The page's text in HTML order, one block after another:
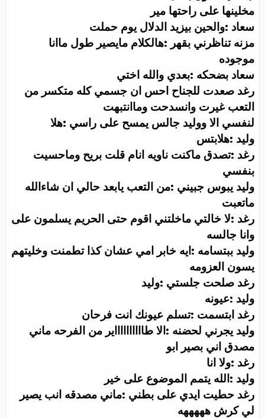
مخلينها على راحتها مير
سعاد :والحين بيزيد الدلال يوم حملت
مزنه تناظرني بقهر :هالكلام مايصير طول ماانا
موجوده
سعاد بضحكه :بعدي والله اختي
رغد صعدت للجناح احس ان جسمي كله متكسر من
التعب غيرت وانسدحت وماانتبهت
لنفسي الا ووليد جالس يمسح على راسي :هلا
وليد :هلابتس
رغد :تصدق ماكنت ناويه انام قلت بريح وماحسيت
بنفسي
وليد يبوس جبيني :من التعب يابعد حالي ان شاءالله
ماتعبت
رغد :لا خالتي ماخلتني اقوم حتى الحريم يسلمون على
وانا جالسه
وليد ببتسامه :ايه خابر امي عشان كذا تطمنت وخليتهم
يسون العزومه
رغد صلحت جلستي :وليد
وليد :عيونه
رغد ابتسمت :تسلم عيونك انت فرحان
وليد يجرني لحضنه :الا طااااااااااير من الفرحه ماني
مصدق اني بصير ابو
رغد :ولا انا
وليد :الله يتمم الموضوع على خير
رغد حطيت ايدي على بطني :ماني مصدقه انب يصير
لي كرش هههههه